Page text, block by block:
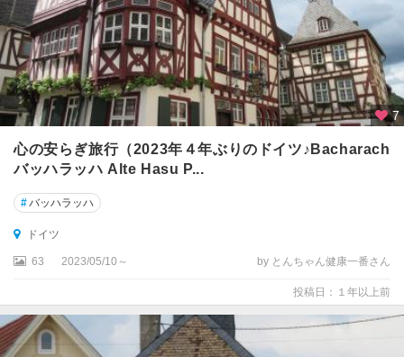
ル
ム
シ
ュ
タ
ッ
ト
ツ
ィ
ッ
タ
ウ
テ
7
心の安らぎ旅行（2023年４年ぶりのドイツ♪Bacharach
バッハラッハ Alte Hasu P...
#バッハラッハ
ドイツ
63 2023/05/10～ by とんちゃん健康一番さん
投稿日：１年以上前